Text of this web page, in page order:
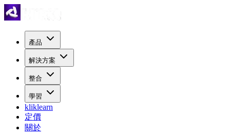
產品
解決方案
整合
學習
kliklearn
定價
關於